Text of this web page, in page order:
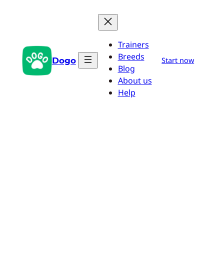
Dogo
Trainers
Breeds
Blog
About us
Help
Start now